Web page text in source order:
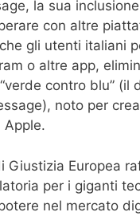
la sua
con altre
gli utenti italiani
o altre app,
contro blu”
noto per
Apple.
Europea
per i giganti
nel mercato